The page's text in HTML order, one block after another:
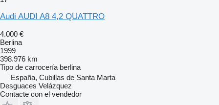
Audi AUDI A8 4,2 QUATTRO
4.000 €
Berlina
1999
398.976 km
Tipo de carrocería berlina
España, Cubillas de Santa Marta
Desguaces Velázquez
Contacte con el vendedor